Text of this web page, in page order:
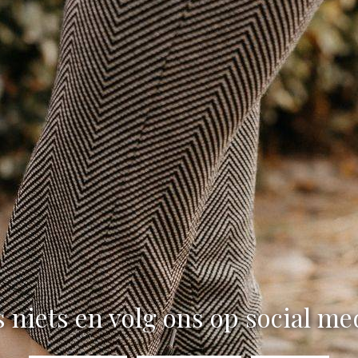
niets en volg ons op social